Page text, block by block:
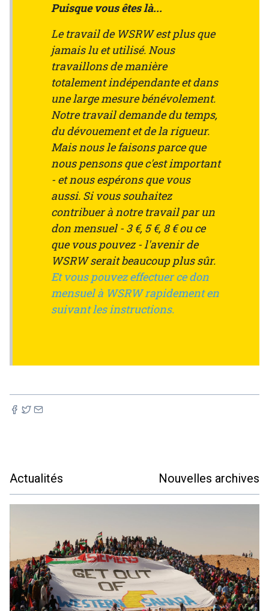
Puisque vous êtes là...
Le travail de WSRW est plus que
jamais lu et utilisé. Nous
travaillons de manière
totalement indépendante et dans
une large mesure bénévolement.
Notre travail demande du temps,
du dévouement et de la rigueur.
Mais nous le faisons parce que
nous pensons que c'est important
- et nous espérons que vous
aussi. Si vous souhaitez
contribuer à notre travail par un
don mensuel - 3 €, 5 €, 8 € ou ce
que vous pouvez - l'avenir de
WSRW serait beaucoup plus sûr.
Et vous pouvez effectuer ce don
mensuel à WSRW rapidement en
suivant les instructions.
Actualités Nouvelles archives